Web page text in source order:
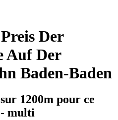
Der
Auf Der
Baden-Baden
1200m pour ce
- multi